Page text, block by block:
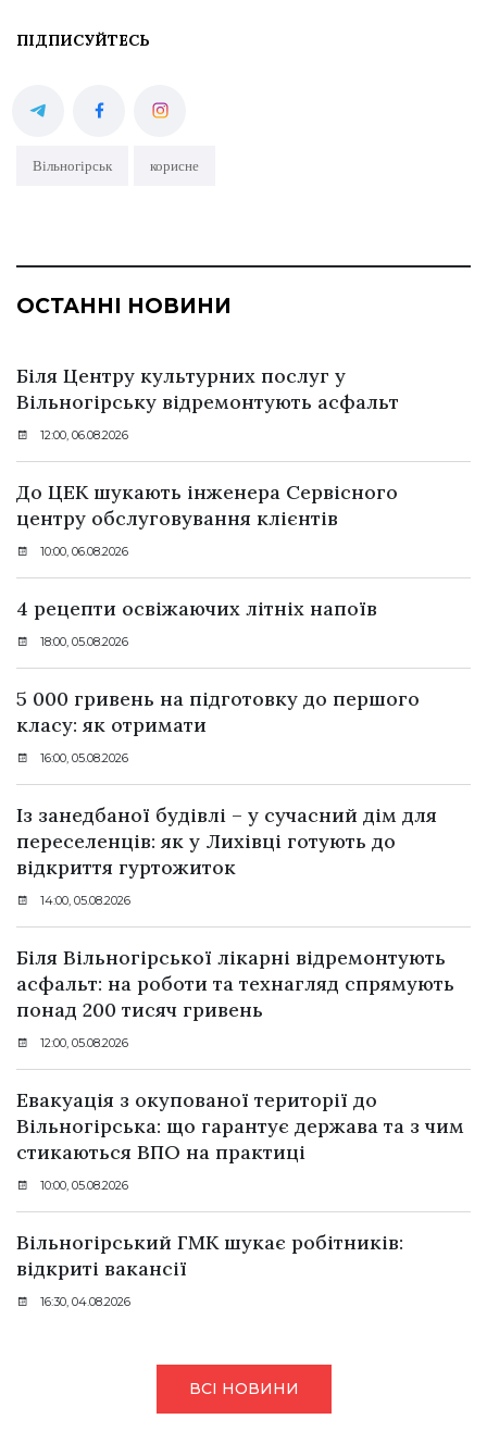
ПІДПИСУЙТЕСЬ
Вільногірськ корисне
ОСТАННІ НОВИНИ
Біля Центру культурних послуг у
Вільногірську відремонтують асфальт
12:00, 06.08.2026
До ЦЕК шукають інженера Сервісного
центру обслуговування клієнтів
10:00, 06.08.2026
4 рецепти освіжаючих літніх напоїв
18:00, 05.08.2026
5 000 гривень на підготовку до першого
класу: як отримати
16:00, 05.08.2026
Із занедбаної будівлі – у сучасний дім для
переселенців: як у Лихівці готують до
відкриття гуртожиток
14:00, 05.08.2026
Біля Вільногірської лікарні відремонтують
асфальт: на роботи та технагляд спрямують
понад 200 тисяч гривень
12:00, 05.08.2026
Евакуація з окупованої території до
Вільногірська: що гарантує держава та з чим
стикаються ВПО на практиці
10:00, 05.08.2026
Вільногірський ГМК шукає робітників:
відкриті вакансії
16:30, 04.08.2026
ВСІ НОВИНИ